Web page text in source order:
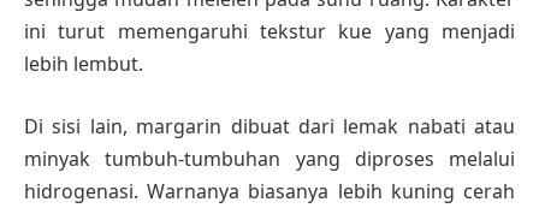
ini turut memengaruhi tekstur kue yang menjadi
lebih lembut.
Di sisi lain, margarin dibuat dari lemak nabati atau
minyak tumbuh-tumbuhan yang diproses melalui
hidrogenasi. Warnanya biasanya lebih kuning cerah